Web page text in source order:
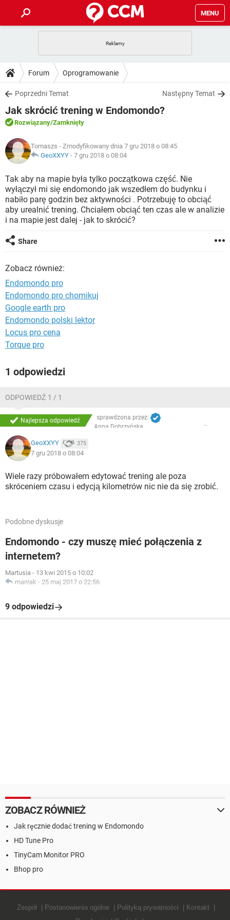
MENU
GRY WHATSAPP
SPOTIFY
INSTAGRAM FACEBOOK
WINDOWS 10
PORADY
PlayStation TIKTOK
SPOTIFY
INSTAGRAM
WINDOWS 10
DO POBRANIA
ANDROID TIKTOK
GRY
IOS NETFLIX
INSTAGRAM
WINDOWS 10
FORUM
COVID-19
GRY WHATSAPP
INSTAGRAM FACEBOOK
WINDOWS 10
ARTYKUŁY
COVID-19
GRY WHATSAPP
SPOTIFY NETFLIX
INSTAGRAM FACEBOOK
Forum Oprogramowanie
Poprzedni Temat Następny Temat
Jak skrócić trening w Endomondo?
Rozwiązany/Zamknięty
Tomaszs - Zmodyfikowany dnia 7 gru 2018 o 08:45
GeoXXYY - 7 gru 2018 o 08:04
Tak aby na mapie była tylko początkowa część. Nie
wyłączył mi się endomondo jak wszedłem do budynku i
nabiło parę godzin bez aktywności . Potrzebuję to obciąć
aby urealnić trening. Chciałem obciąć ten czas ale w analizie
i na mapie jest dalej - jak to skrócić?
Share
Zobacz również:
Endomondo pro
Endomondo pro chomikuj
Google earth pro
Endomondo polski lektor
Locus pro cena
Torque pro
1 odpowiedzi
ODPOWIEDŹ 1 / 1
Najlepsza odpowiedź
sprawdzona przez:
Anna Dobrzyńska
GeoXXYY 375
7 gru 2018 o 08:04
Wiele razy próbowałem edytować trening ale poza
skróceniem czasu i edycją kilometrów nic nie da się zrobić.
Podobne dyskusje
Endomondo - czy muszę mieć połączenia z
internetem?
Martusia - 13 kwi 2015 o 10:02
man!ak - 25 maj 2017 o 22:56
9 odpowiedzi
ZOBACZ RÓWNIEŻ
Jak ręcznie dodać trening w Endomondo
HD Tune Pro
TinyCam Monitor PRO
Bhop pro
Zespół Postanowienia ogólne Polityką prywatności
Kontakt